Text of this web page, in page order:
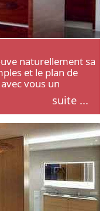
naturellement sa
et le plan de
vous un
de cuisiner, de
suite ...